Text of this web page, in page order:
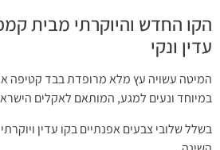
הקו החדש והיוקרתי מבית
עדין ונקי
המיטה עשויה עץ מלא מרופדת בבד קטיפה
במיוחד ונעים למגע, המותאם לאקלים
בשלל שלובי צבעים אפנתיים בקו עדין